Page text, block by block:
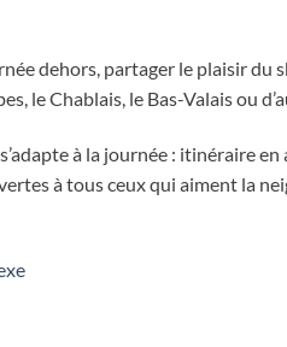
dehors, partager le plaisir du
le Chablais, le Bas-Valais ou
à la journée : itinéraire
à tous ceux qui aiment la